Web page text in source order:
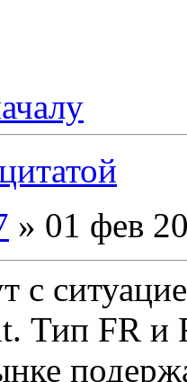
» 01 фев
с
Тип FR и